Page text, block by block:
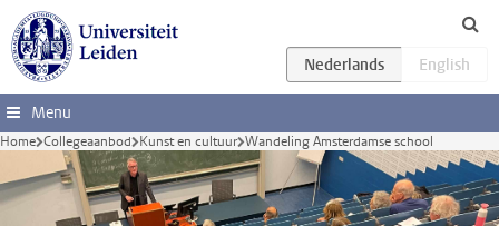
Ga direct naar de inhoud
Menu
Home Collegeaanbod Kunst en cultuur Wandeling Amsterdamse school